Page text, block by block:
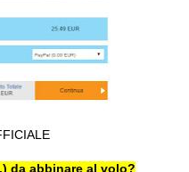
da abbinare al volo?